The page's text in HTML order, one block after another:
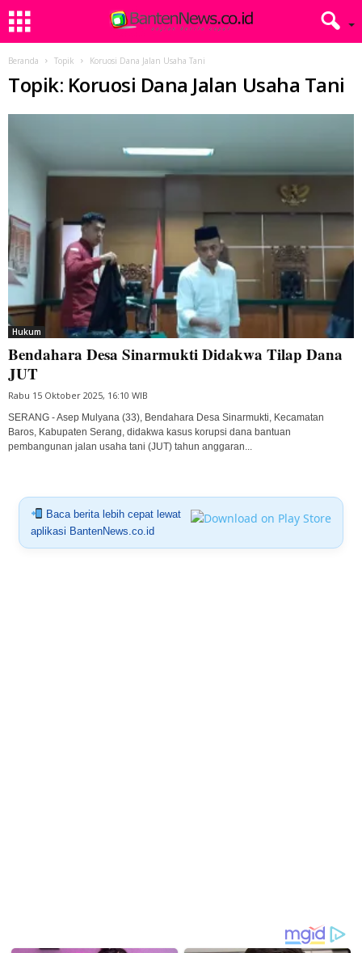
Beranda Topik Koruosi Dana Jalan Usaha Tani
Topik: Koruosi Dana Jalan Usaha Tani
Hukum
Bendahara Desa Sinarmukti Didakwa Tilap Dana
JUT
Rabu 15 Oktober 2025, 16:10 WIB
SERANG - Asep Mulyana (33), Bendahara Desa Sinarmukti, Kecamatan
Baros, Kabupaten Serang, didakwa kasus korupsi dana bantuan
pembangunan jalan usaha tani (JUT) tahun anggaran...
Baca berita lebih cepat lewat
aplikasi BantenNews.co.id